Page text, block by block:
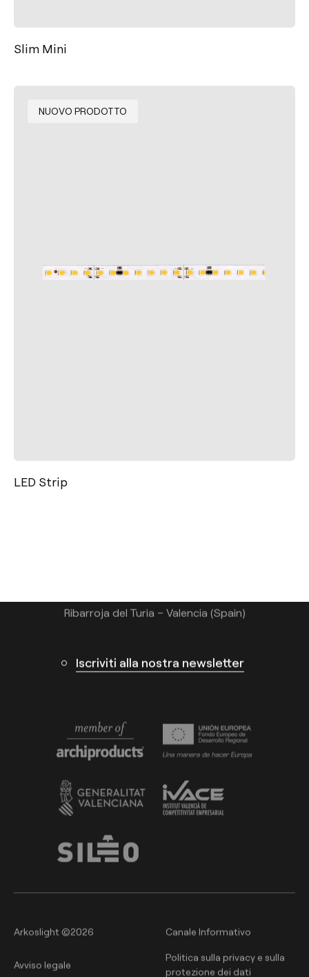
Slim Mini
NUOVO PRODOTTO
LED Strip
Ribarroja del Turia – Valencia (Spain)
Iscriviti alla nostra newsletter
Arkoslight ©2026 Canale Informativo
Avviso legale
Politica sulla privacy e sulla
protezione dei dati